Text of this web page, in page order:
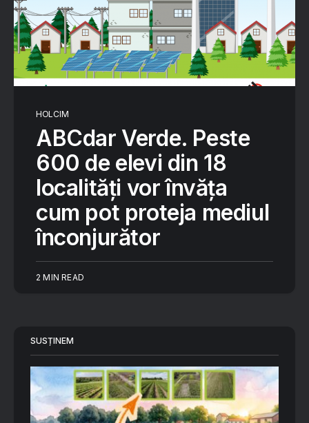
HOLCIM
ABCdar Verde. Peste
600 de elevi din 18
localități vor învăța
cum pot proteja mediul
înconjurător
2 MIN READ
SUSȚINEM